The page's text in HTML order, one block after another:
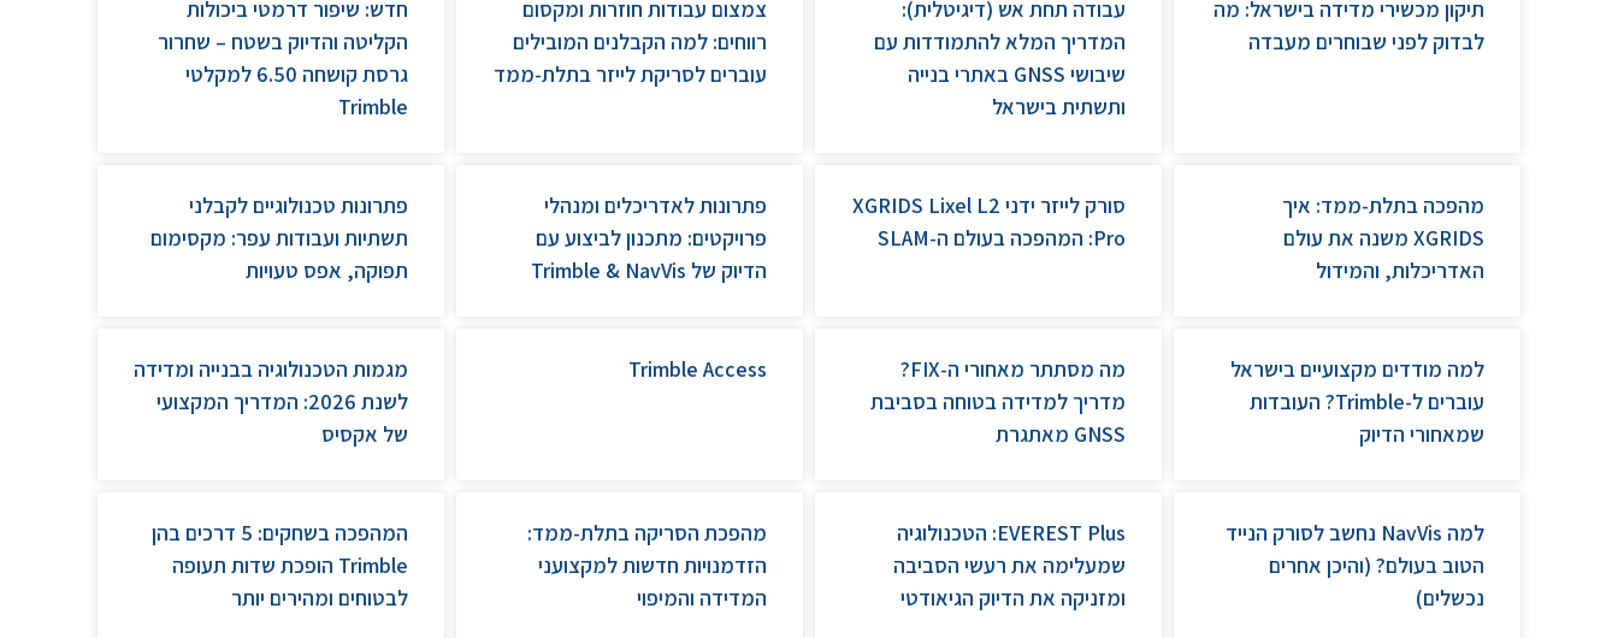
תיקון מכשירי מדידה בישראל: מה
לבדוק לפני שבוחרים מעבדה
עבודה תחת אש (דיגיטלית):
המדריך המלא להתמודדות עם
שיבושי GNSS באתרי בנייה
ותשתית בישראל
צמצום עבודות חוזרות ומקסום
רווחים: למה הקבלנים המובילים
עוברים לסריקת לייזר בתלת-ממד
חדש: שיפור דרמטי ביכולות
הקליטה והדיוק בשטח – שחרור
גרסת קושחה 6.50 למקלטי
Trimble
מהפכה בתלת-ממד: איך
XGRIDS משנה את עולם
האדריכלות, והמידול
סורק לייזר ידני XGRIDS Lixel L2
Pro: המהפכה בעולם ה-SLAM
פתרונות לאדריכלים ומנהלי
פרויקטים: מתכנון לביצוע עם
הדיוק של Trimble & NavVis
פתרונות טכנולוגיים לקבלני
תשתיות ועבודות עפר: מקסימום
תפוקה, אפס טעויות
למה מודדים מקצועיים בישראל
עוברים ל-Trimble? העובדות
שמאחורי הדיוק
מה מסתתר מאחורי ה-FIX?
מדריך למדידה בטוחה בסביבת
GNSS מאתגרת
Trimble Access
מגמות הטכנולוגיה בבנייה ומדידה
לשנת 2026: המדריך המקצועי
של אקסיס
למה NavVis נחשב לסורק הנייד
הטוב בעולם? (והיכן אחרים
נכשלים)
EVEREST Plus: הטכנולוגיה
שמעלימה את רעשי הסביבה
ומזניקה את הדיוק הגיאודטי
מהפכת הסריקה בתלת-ממד:
הזדמנויות חדשות למקצועני
המדידה והמיפוי
המהפכה בשחקים: 5 דרכים בהן
Trimble הופכת שדות תעופה
לבטוחים ומהירים יותר